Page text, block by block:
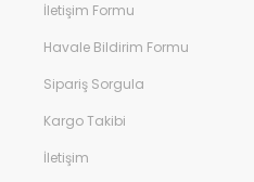
İletişim Formu
Havale Bildirim Formu
Sipariş Sorgula
Kargo Takibi
İletişim